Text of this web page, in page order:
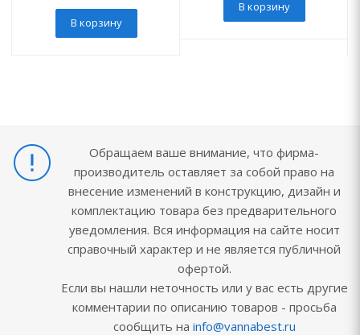
В корзину
В корзину
Обращаем ваше внимание, что фирма-
производитель оставляет за собой право на
внесение изменений в конструкцию, дизайн и
комплектацию товара без предварительного
уведомления. Вся информация на сайте носит
справочный характер и не является публичной
офертой.
Если вы нашли неточность или у вас есть другие
комментарии по описанию товаров - просьба
сообщить на info@vannabest.ru